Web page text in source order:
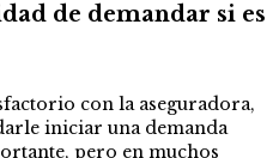
de demandar si es
con la aseguradora,
iniciar una demanda
pero en muchos